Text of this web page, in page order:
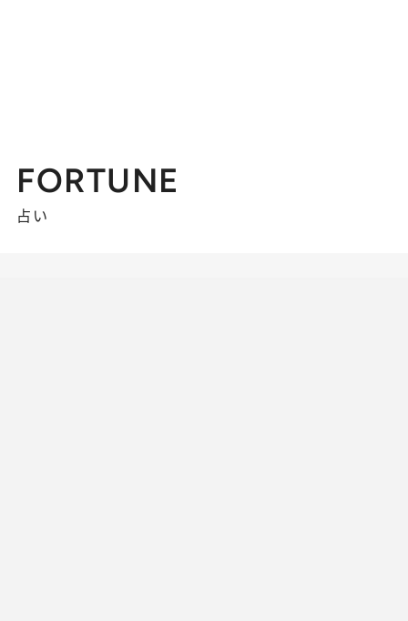
FORTUNE
占い